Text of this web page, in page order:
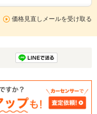
価格見直しメールを受け取る